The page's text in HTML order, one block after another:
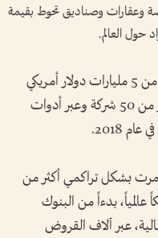
وعقارات وصناديق تحوط بقيمة
وتدير "نيوبرغر للتمويل المتخصص" أكثر من 5 مليارات دولار أمريكي
عبر محفظتها الاستثمارية التي تضم أكثر من 50 شركة وعبر أدوات
2018.
بشكل تراكمي أكثر من
أمريكي من خلال 80 شريكاً عالمياً، بدءاً من البنوك
عبر آلاف القروض